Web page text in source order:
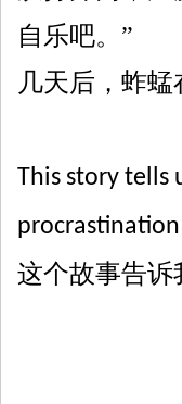
自乐吧。 ”
几天后，蚱蜢
This story tells
这个故事告诉